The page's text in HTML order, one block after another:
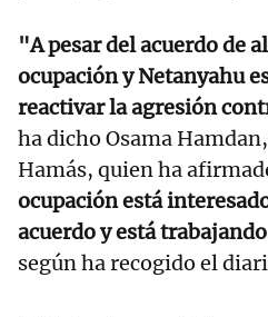
"A pesar del acuerdo de
ocupación y Netanyahu
reactivar la agresión
ha dicho Osama
Hamás, quien ha
ocupación está
acuerdo y está
según ha recogido el